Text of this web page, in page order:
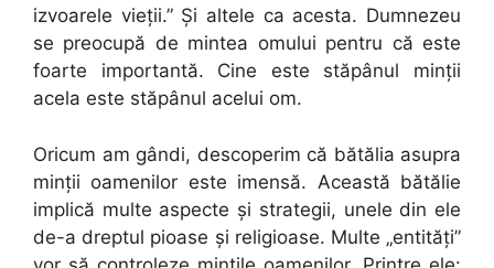
izvoarele vieţii.” Şi altele ca acesta. Dumnezeu
se preocupă de mintea omului pentru că este
foarte importantă. Cine este stăpânul minţii
acela este stăpânul acelui om.
Oricum am gândi, descoperim că bătălia asupra
minţii oamenilor este imensă. Această bătălie
implică multe aspecte şi strategii, unele din ele
de-a dreptul pioase şi religioase. Multe „entităţi”